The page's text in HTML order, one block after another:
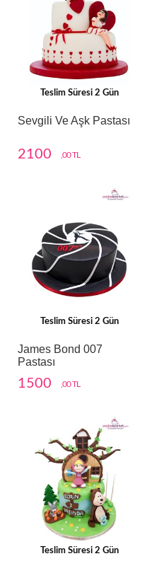
Teslim Süresi 2 Gün
Sevgili Ve Aşk Pastası
2100 ,00 TL
Teslim Süresi 2 Gün
James Bond 007
Pastası
1500 ,00 TL
Teslim Süresi 2 Gün